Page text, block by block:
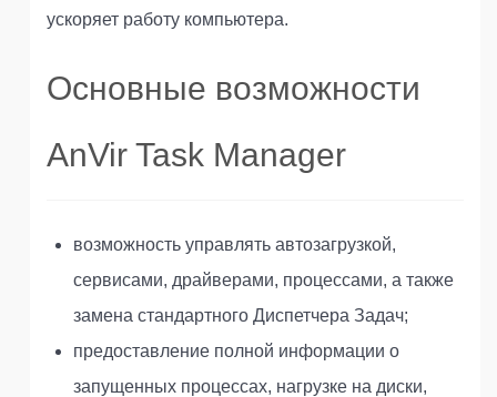
ускоряет работу компьютера.
Основные возможности
AnVir Task Manager
возможность управлять автозагрузкой,
сервисами, драйверами, процессами, а также
замена стандартного Диспетчера Задач;
предоставление полной информации о
запущенных процессах, нагрузке на диски,